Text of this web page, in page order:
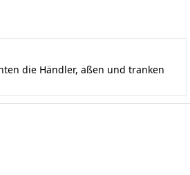
die Händler, aßen und tranken